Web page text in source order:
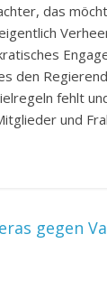
das
den
fehlt
und
gegen